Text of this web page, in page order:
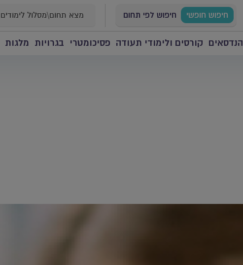
חיפוש חופשי חיפוש לפי תחום
הנדסאים קורסים ולימודי תעודה פסיכומטרי בגרויות מלגות